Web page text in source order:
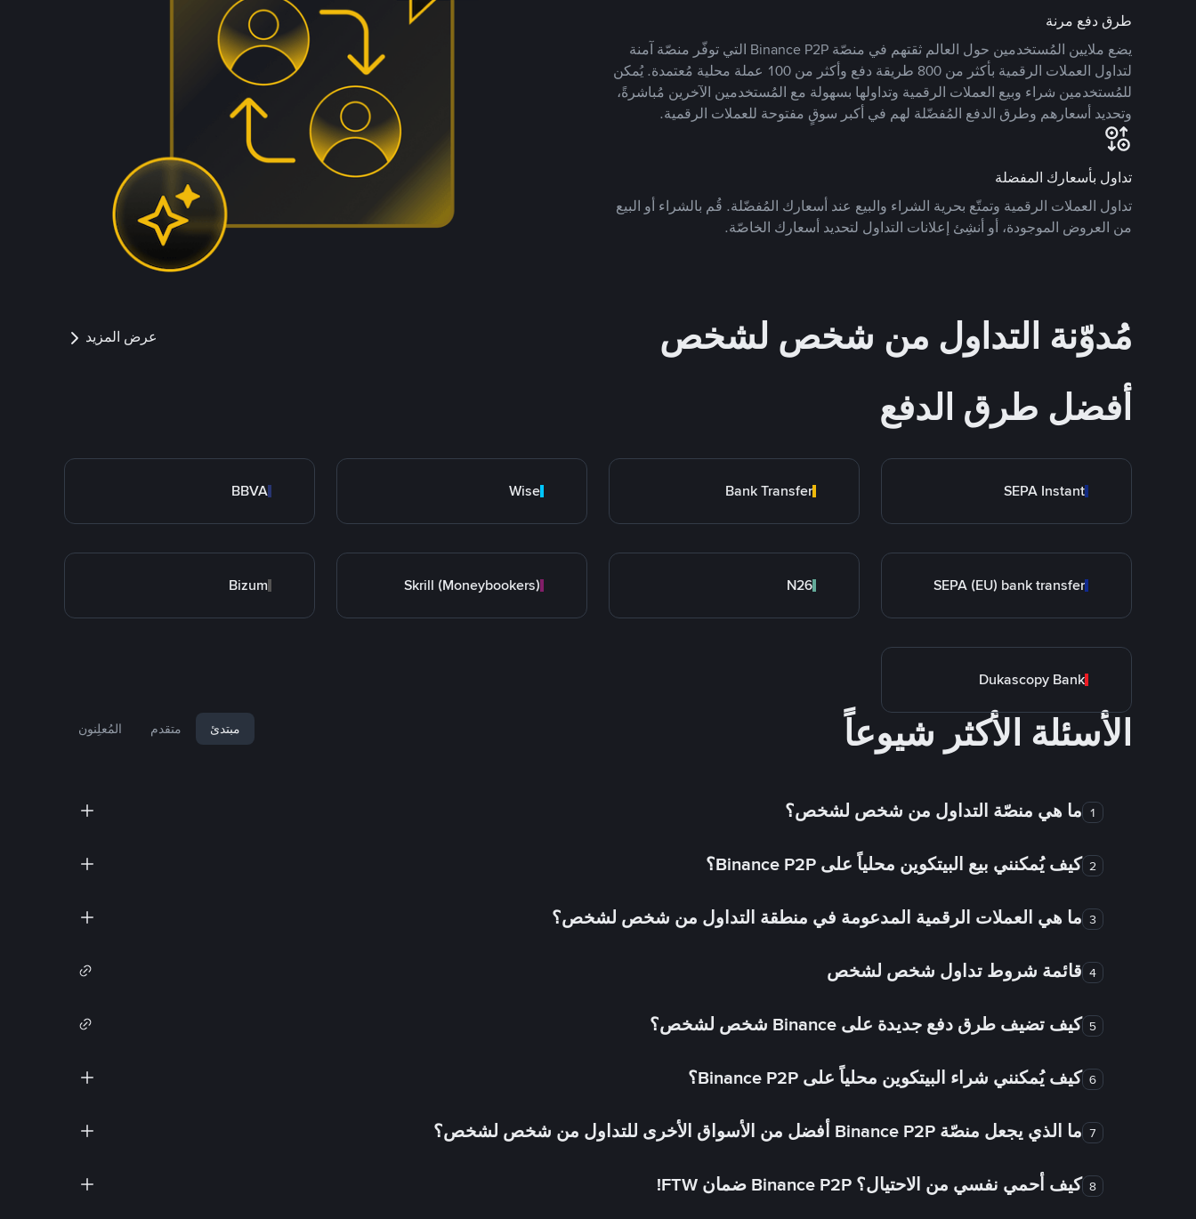
طرق دفع مرنة
يضع ملايين المُستخدمين حول العالم ثقتهم في منصّة Binance P2P التي توفّر منصّة آمنة
لتداول العملات الرقمية بأكثر من 800 طريقة دفع وأكثر من 100 عملة محلية مُعتمدة. يُمكن
للمُستخدمين شراء وبيع العملات الرقمية وتداولها بسهولة مع المُستخدمين الآخرين مُباشرةً،
وتحديد أسعارهم وطرق الدفع المُفضّلة لهم في أكبر سوقٍ مفتوحة للعملات الرقمية.
تداول بأسعارك المفضلة
تداول العملات الرقمية وتمتّع بحرية الشراء والبيع عند أسعارك المُفضّلة. قُم بالشراء أو البيع
من العروض الموجودة، أو أنشِئ إعلانات التداول لتحديد أسعارك الخاصّة.
مُدوّنة التداول من شخص لشخص عرض المزيد
أفضل طرق الدفع
SEPA Instant
Bank Transfer
Wise
BBVA
SEPA (EU) bank transfer
N26
Skrill (Moneybookers)
Bizum
Dukascopy Bank
الأسئلة الأكثر شيوعاً مبتدئ متقدم المُعلِنون
1 ما هي منصّة التداول من شخص لشخص؟
2 كيف يُمكنني بيع البيتكوين محلياً على Binance P2P؟
3 ما هي العملات الرقمية المدعومة في منطقة التداول من شخص لشخص؟
4 قائمة شروط تداول شخص لشخص
5 كيف تضيف طرق دفع جديدة على Binance شخص لشخص؟
6 كيف يُمكنني شراء البيتكوين محلياً على Binance P2P؟
7 ما الذي يجعل منصّة Binance P2P أفضل من الأسواق الأخرى للتداول من شخص لشخص؟
8 كيف أحمي نفسي من الاحتيال؟ Binance P2P ضمان FTW!